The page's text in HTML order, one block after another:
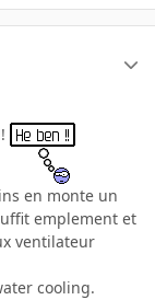
en monte un
emplement et
ventilateur
cooling.